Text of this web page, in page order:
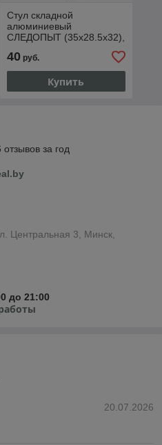
Стул складной
алюминиевый
СЛЕДОПЫТ (35х28.5х32),
40руб.
Купить
за год
Центральная 3, Минск,
до 21:00
20.07.2026